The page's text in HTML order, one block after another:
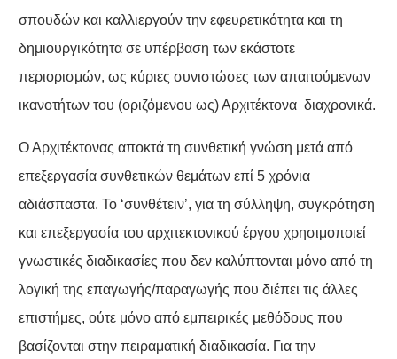
σπουδών και καλλιεργούν την εφευρετικότητα και τη
δημιουργικότητα σε υπέρβαση των εκάστοτε
περιορισμών, ως κύριες συνιστώσες των απαιτούμενων
ικανοτήτων του (οριζόμενου ως) Αρχιτέκτονα διαχρονικά.
Ο Αρχιτέκτονας αποκτά τη συνθετική γνώση μετά από
επεξεργασία συνθετικών θεμάτων επί 5 χρόνια
αδιάσπαστα. Το ‘συνθέτειν’, για τη σύλληψη, συγκρότηση
και επεξεργασία του αρχιτεκτονικού έργου χρησιμοποιεί
γνωστικές διαδικασίες που δεν καλύπτονται μόνο από τη
λογική της επαγωγής/παραγωγής που διέπει τις άλλες
επιστήμες, ούτε μόνο από εμπειρικές μεθόδους που
βασίζονται στην πειραματική διαδικασία. Για την